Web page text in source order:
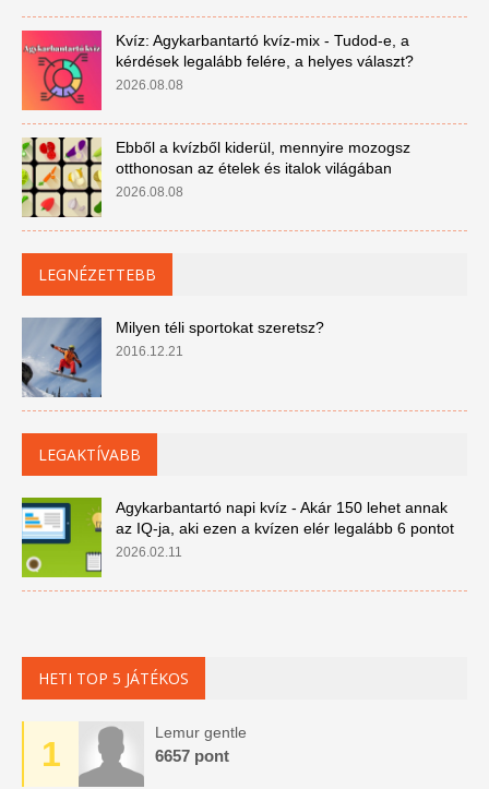
Kvíz: Agykarbantartó kvíz-mix - Tudod-e, a
kérdések legalább felére, a helyes választ?
2026.08.08
Ebből a kvízből kiderül, mennyire mozogsz
otthonosan az ételek és italok világában
2026.08.08
LEGNÉZETTEBB
Milyen téli sportokat szeretsz?
2016.12.21
LEGAKTÍVABB
Agykarbantartó napi kvíz - Akár 150 lehet annak
az IQ-ja, aki ezen a kvízen elér legalább 6 pontot
2026.02.11
HETI TOP 5 JÁTÉKOS
1
Lemur gentle
6657 pont